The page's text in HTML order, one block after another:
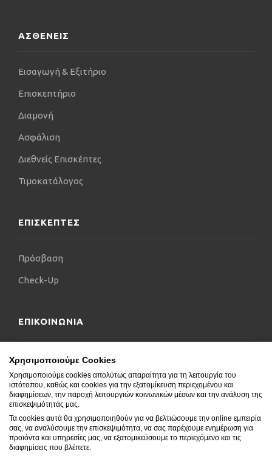
ΑΣΘΕΝΕΙΣ
Εισαγωγή & Εξιτήριο
Επισκεπτήριο
Διαμονή
Ασφάλιση
Διεθνείς Επισκέπτες
Τιμοκατάλογος
ΕΠΙΣΚΕΠΤΕΣ
Πρόσβαση
Check-Up
ΕΠΙΚΟΙΝΩΝΙΑ
Επικοινωνήστε μαζί μας
Δήλωση Προσβασιμότητας
Συχνές Ερωτήσεις
Blog
Χρησιμοποιούμε Cookies
Χρησιμοποιούμε cookies απολύτως απαραίτητα για τη λειτουργία του
ιστότοπου, καθώς και cookies για την εξατομίκευση περιεχομένου και
διαφημίσεων, την παροχή λειτουργιών κοινωνικών μέσων και την ανάλυση της
επισκεψιμότητάς μας.
Τα cookies αυτά θα χρησιμοποιηθούν για να βελτιώσουμε την online εμπειρία
σας, να αναλύσουμε την επισκεψιμότητα, να σας παρέχουμε ενημέρωση για
προϊόντα και υπηρεσίες μας, να εξατομικεύσουμε το περιεχόμενο και τις
διαφημίσεις που βλέπετε.